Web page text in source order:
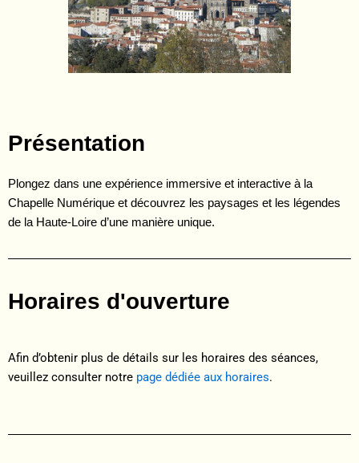
Présentation
Plongez dans une expérience immersive et interactive à la
Chapelle Numérique et découvrez les paysages et les légendes
de la Haute-Loire d’une manière unique.
Horaires d'ouverture
Afin d’obtenir plus de détails sur les horaires des séances,
veuillez consulter notre page dédiée aux horaires.